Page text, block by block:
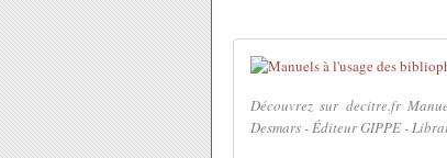
Découvrez sur decitre.fr
Desmars - Éditeur GIPPE -